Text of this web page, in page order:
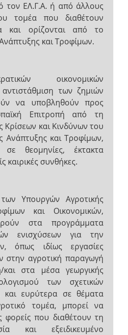
τον ΕΛ.Γ.Α. ή από άλλους
τομέα που διαθέτουν
και ορίζονται από το
και Τροφίμων.
οικονομικών
των ζημιών
να υποβληθούν προς
Επιτροπή από τη
Κρίσεων και Κινδύνων του
Ανάπτυξης και Τροφίμων,
σε θεομηνίες, έκτακτα
καιρικές συνθήκες.
Υπουργών Αγροτικής
και Οικονομικών,
στα προγράμματα
ενισχύσεων για την
όπως ιδίως εργασίες
στην αγροτική παραγωγή
στα μέσα γεωργικής
των σχετικών
ευρύτερα σε θέματα
τομέα, μπορεί να
φορείς που διαθέτουν τη
και εξειδικευμένο